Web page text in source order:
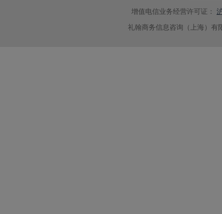
增值电信业务经营许可证：
礼翰商务信息咨询（上海）